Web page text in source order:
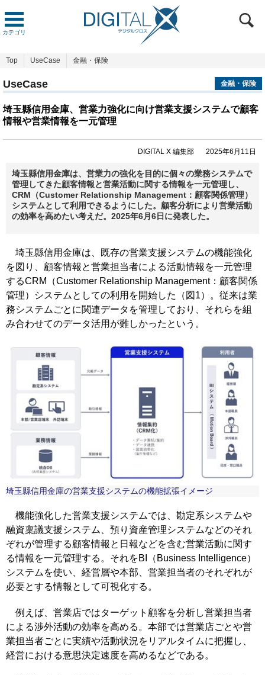
カテゴリ
Top UseCase 金融・保険
UseCase 金融・保険
埼玉縣信用金庫、営業力強化に向け営業支援システムで顧客
情報や営業情報を一元管理
DIGITAL X 編集部 2025年6月11日
埼玉縣信用金庫は、営業力の強化を目的に個々の業務システムで
管理してきた顧客情報と営業活動に関する情報を一元管理し、
CRM（Customer Relationship Management：顧客関係管理）
システムとして利用できるようにした。顧客分析により営業活動
の効率を高めたい考えだ。2025年6月6日に発表した。
埼玉縣信用金庫は、既存の営業支援システムの機能強化
を図り、顧客情報と営業担当者による活動情報を一元管理
するCRM（Customer Relationship Management：顧客関係
管理）システムとしての利用を開始した（図1）。従来は業
務システムごとに関連データを管理しており、それらを組
み合わせてのデータ活用が難しかったという。
埼玉縣信用金庫の営業支援システムの機能拡張イメージ
機能強化した営業支援システムでは、勘定系システムや
融資稟議支援システム、預り資産管理システムなどのそれ
ぞれが管理する顧客情報と日報などを含む営業活動に関す
る情報を一元管理する。それをBI（Business Intelligence）
システムを使い、経営層や本部、営業担当者のそれぞれが
必要とする情報として可視化する。
例えば、営業店ではターゲット顧客を分析し営業担当者
による渉外活動の効率を高める。本部では営業店ごとや営
業担当者ごとに実績や活動状況をリアルタイムに把握し、
経営における意思決定速度を高めるなどである。